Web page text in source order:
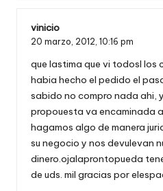
vinicio
20 marzo, 2012, 10:16 pm
que lastima que vi todosl los
habia hecho el pedido el
sabido no compro nada ahi,
propouesta va encaminada
hagamos algo de manera
su negocio y nos devulevan
dinero.ojalaprontopueda
de uds. mil gracias por